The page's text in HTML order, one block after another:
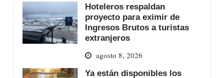
Hoteleros respaldan
proyecto para eximir de
Ingresos Brutos a turistas
extranjeros
agosto 8, 2026
Ya están disponibles los